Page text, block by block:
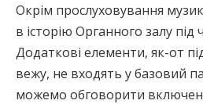
Окрім прослуховування
в історію Органного залу під
Додаткові елементи, як-от
вежу, не входять у базовий
можемо обговорити